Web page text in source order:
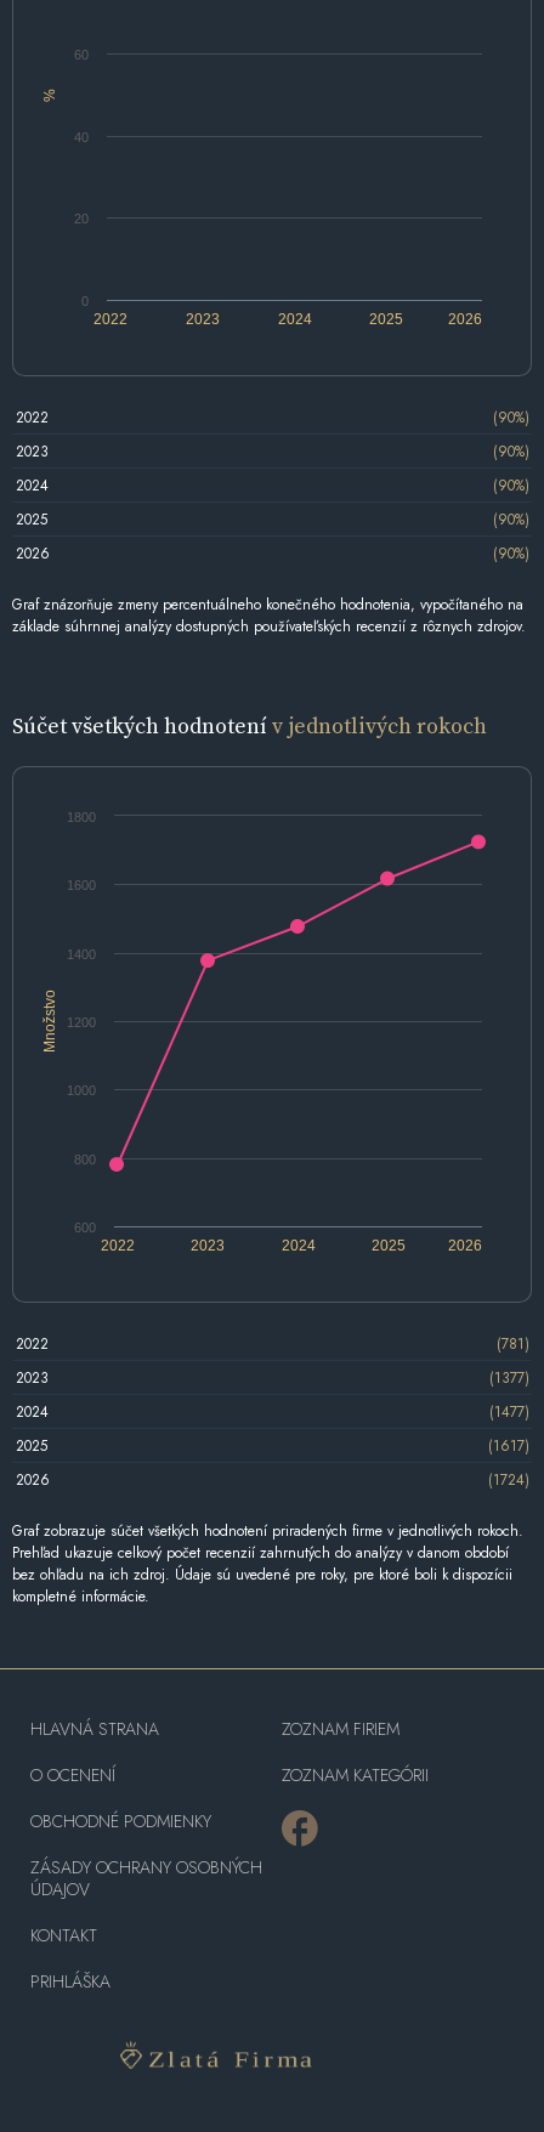
%
2022 2024 2026
2023 2025
0
20
40
60
2022
(90%)
2023
(90%)
2024
(90%)
2025
(90%)
2026
(90%)
Graf znázorňuje zmeny percentuálneho konečného hodnotenia, vypočítaného na
základe súhrnnej analýzy dostupných používateľských recenzií z rôznych zdrojov.
Súčet všetkých hodnotenív jednotlivých rokoch
Množstvo
2025
2022 2023 2024 2026
600
800
1000
1200
1400
1600
1800
2022
(781)
2023
(1377)
2024
(1477)
2025
(1617)
2026
(1724)
Graf zobrazuje súčet všetkých hodnotení priradených firme v jednotlivých rokoch.
Prehľad ukazuje celkový počet recenzií zahrnutých do analýzy v danom období
bez ohľadu na ich zdroj. Údaje sú uvedené pre roky, pre ktoré boli k dispozícii
kompletné informácie.
HLAVNÁ STRANA
O OCENENÍ
OBCHODNÉ PODMIENKY
ZÁSADY OCHRANY OSOBNÝCH
ÚDAJOV
KONTAKT
PRIHLÁŠKA
ZOZNAM FIRIEM
ZOZNAM KATEGÓRII